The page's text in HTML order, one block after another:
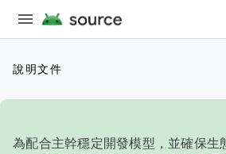
說明文件
為配合主幹穩定開發模型，並確保生